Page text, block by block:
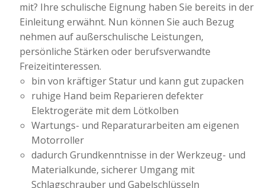
mit? Ihre schulische Eignung haben Sie bereits in der
Einleitung erwähnt. Nun können Sie auch Bezug
nehmen auf außerschulische Leistungen,
persönliche Stärken oder berufsverwandte
Freizeitinteressen.
bin von kräftiger Statur und kann gut zupacken
ruhige Hand beim Reparieren defekter
Elektrogeräte mit dem Lötkolben
Wartungs- und Reparaturarbeiten am eigenen
Motorroller
dadurch Grundkenntnisse in der Werkzeug- und
Materialkunde, sicherer Umgang mit
Schlagschrauber und Gabelschlüsseln